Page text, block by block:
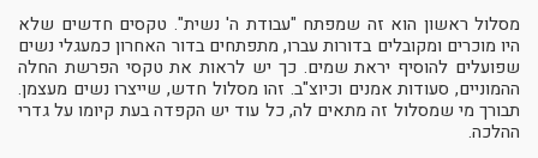
מסלול ראשון הוא זה שמפתח "עבודת ה' נשית". טקסים חדשים שלא
היו מוכרים ומקובלים בדורות עברו, מתפתחים בדור האחרון כמעגלי נשים
שפועלים להוסיף יראת שמים. כך יש לראות את טקסי הפרשת החלה
ההמוניים, סעודות אמנים וכיוצ"ב. זהו מסלול חדש, שייצרו נשים מעצמן.
תבורך מי שמסלול זה מתאים לה, כל עוד יש הקפדה בעת קיומו על גדרי
ההלכה.